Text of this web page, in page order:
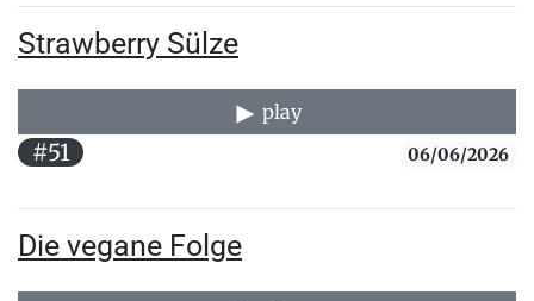
Strawberry Sülze
play
#51 06/06/2026
Die vegane Folge